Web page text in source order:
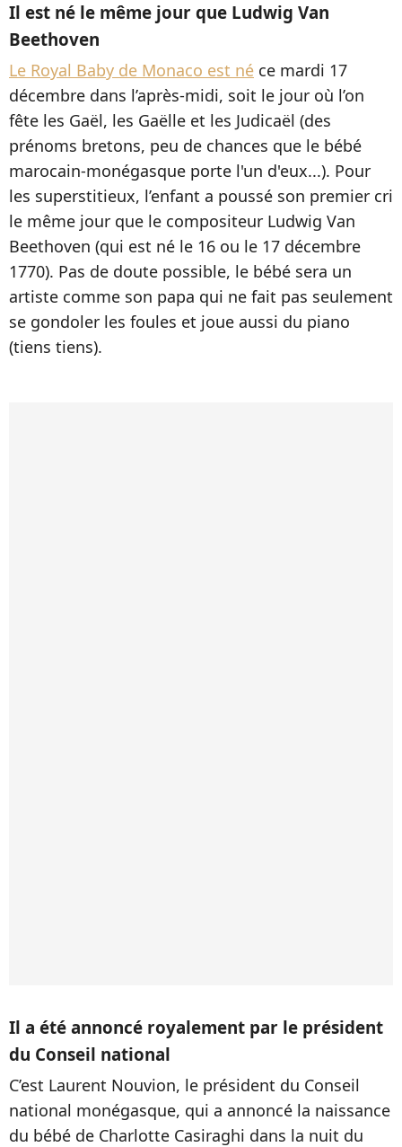
Il est né le même jour que Ludwig Van
Beethoven
Le Royal Baby de Monaco est né ce mardi 17
décembre dans l’après-midi, soit le jour où l’on
fête les Gaël, les Gaëlle et les Judicaël (des
prénoms bretons, peu de chances que le bébé
marocain-monégasque porte l'un d'eux...). Pour
les superstitieux, l’enfant a poussé son premier cri
le même jour que le compositeur Ludwig Van
Beethoven (qui est né le 16 ou le 17 décembre
1770). Pas de doute possible, le bébé sera un
artiste comme son papa qui ne fait pas seulement
se gondoler les foules et joue aussi du piano
(tiens tiens).
Il a été annoncé royalement par le président
du Conseil national
C’est Laurent Nouvion, le président du Conseil
national monégasque, qui a annoncé la naissance
du bébé de Charlotte Casiraghi dans la nuit du